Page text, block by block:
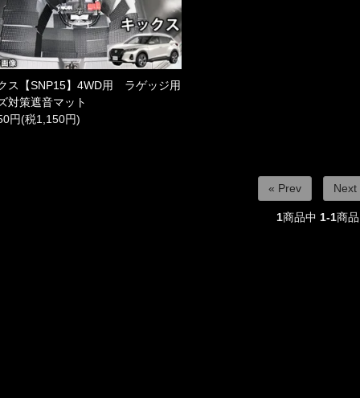
ス【SNP15】4WD用 ラゲッジ用
対策遮音マット
円(税1,150円)
« Prev Next
1商品中 1-1商品